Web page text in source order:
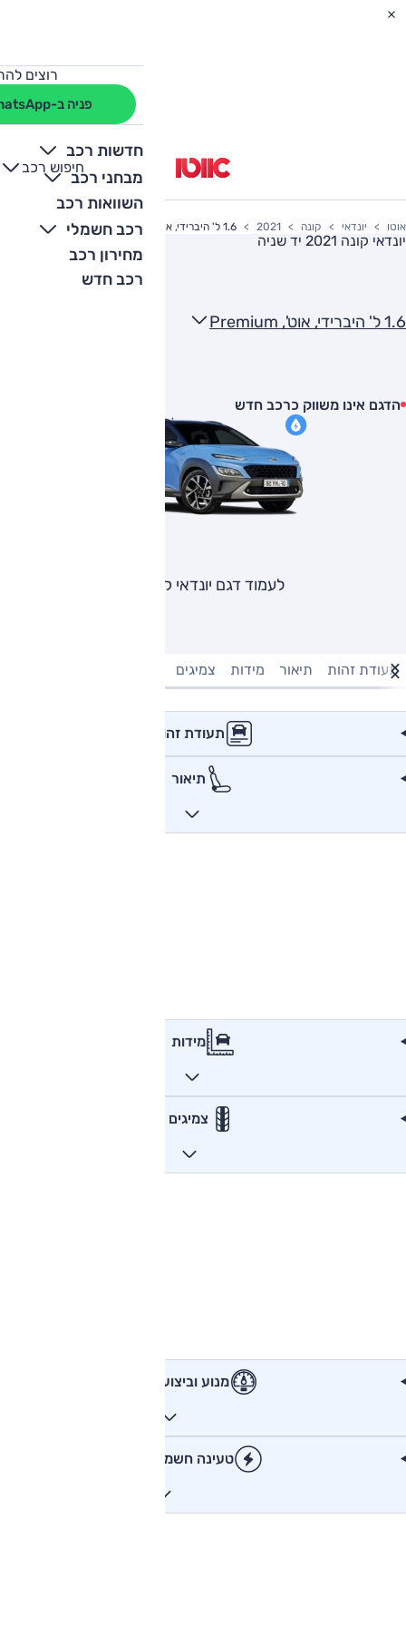
רוצים
פניה ב-WhatsApp
חדשות רכב
מבחני רכב
השוואות רכב
רכב חשמלי
מחירון רכב
רכב חדש
חיפוש רכב
+
-
אוטו יונדאי קונה 2021 1.6 ל' היברידי, אוט', Premium
יונדאי קונה 2021 יד שניה
1.6 ל' היברידי, אוט', Premium
הדגם אינו משווק כרכב חדש
לעמוד דגם יונדאי קונה
תעודת זהות תיאור מידות צמיגים
תעודת זהות
תיאור
מידות
צמיגים
מנוע וביצועים
טעינה חשמלית